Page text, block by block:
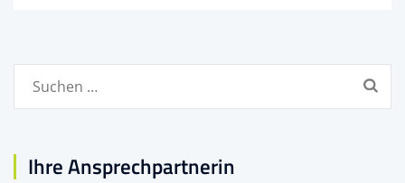
Ihre Ansprechpartnerin